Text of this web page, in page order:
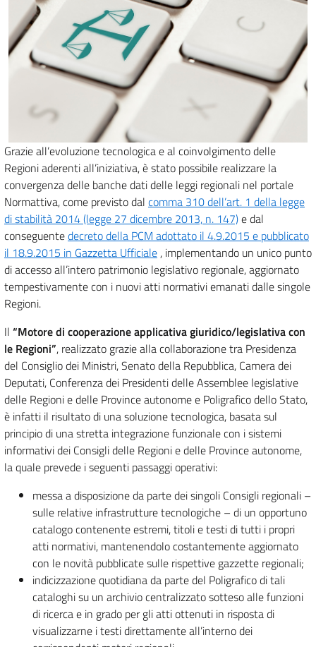
Grazie all’evoluzione tecnologica e al coinvolgimento delle
Regioni aderenti all’iniziativa, è stato possibile realizzare la
convergenza delle banche dati delle leggi regionali nel portale
Normattiva, come previsto dal comma 310 dell’art. 1 della legge
di stabilità 2014 (legge 27 dicembre 2013, n. 147)e dal
conseguentedecreto della PCM adottato il 4.9.2015 e pubblicato
il 18.9.2015 in Gazzetta Ufficiale , implementando un unico punto
di accesso all’intero patrimonio legislativo regionale, aggiornato
tempestivamente con i nuovi atti normativi emanati dalle singole
Regioni.
Il “Motore di cooperazione applicativa giuridico/legislativa con
le Regioni”, realizzato grazie alla collaborazione tra Presidenza
del Consiglio dei Ministri, Senato della Repubblica, Camera dei
Deputati, Conferenza dei Presidenti delle Assemblee legislative
delle Regioni e delle Province autonome e Poligrafico dello Stato,
è infatti il risultato di una soluzione tecnologica, basata sul
principio di una stretta integrazione funzionale con i sistemi
informativi dei Consigli delle Regioni e delle Province autonome,
la quale prevede i seguenti passaggi operativi:
messa a disposizione da parte dei singoli Consigli regionali –
sulle relative infrastrutture tecnologiche – di un opportuno
catalogo contenente estremi, titoli e testi di tutti i propri
atti normativi, mantenendolo costantemente aggiornato
con le novità pubblicate sulle rispettive gazzette regionali;
indicizzazione quotidiana da parte del Poligrafico di tali
cataloghi su un archivio centralizzato sotteso alle funzioni
di ricerca e in grado per gli atti ottenuti in risposta di
visualizzarne i testi direttamente all’interno dei